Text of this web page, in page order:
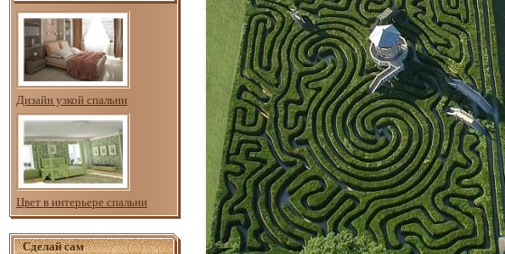
Дизайн узкой спальни
Цвет в интерьере спальни
Сделай сам